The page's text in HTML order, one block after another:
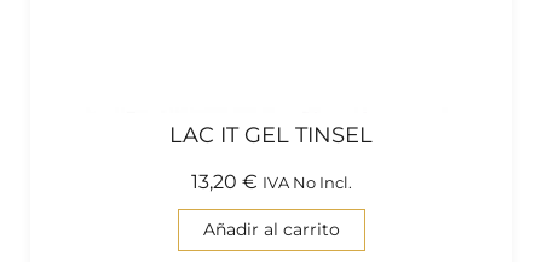
LAC IT GEL TINSEL
13,20 € IVA No Incl.
Añadir al carrito